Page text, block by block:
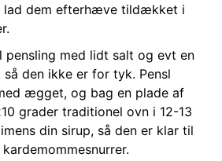
lad dem efterhæve tildækket i
med lidt salt og evt en
så den ikke er for tyk. Pensl
ægget, og bag en plade af
grader traditionel ovn i 12-13
din sirup, så den er klar til